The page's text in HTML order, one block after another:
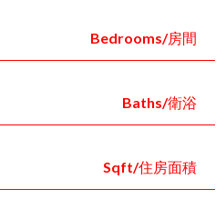
Bedrooms/房間
Baths/衛浴
Sqft/住房面積